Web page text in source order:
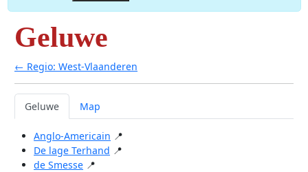
Geluwe
← Regio: West-Vlaanderen
Geluwe Map
Anglo-Americain 📍
De lage Terhand 📍
de Smesse 📍